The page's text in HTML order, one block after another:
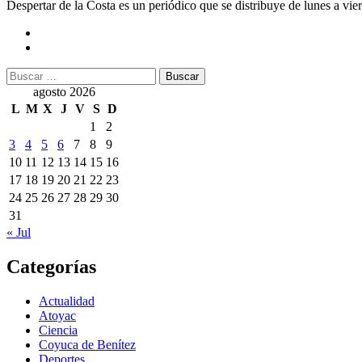
Despertar de la Costa es un periódico que se distribuye de lunes a
Buscar:
agosto 2026
L M X J V S D
1
2
3
4 5 6 7 8
9
10 11 12 13 14 15 16
17 18 19 20 21 22 23
24 25 26 27 28 29 30
31
« Jul
Categorías
Actualidad
Atoyac
Ciencia
Coyuca de Benítez
Deportes